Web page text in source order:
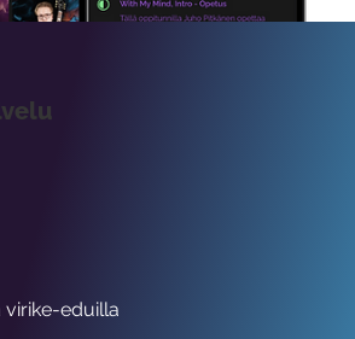
eduilla